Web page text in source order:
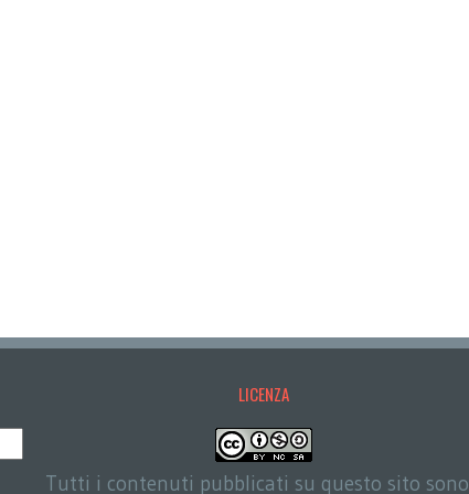
LICENZA
Tutti i contenuti pubblicati su questo sito sono